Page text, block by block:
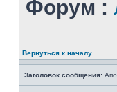
Форум :
Вернуться к началу
Заголовок сообщения: